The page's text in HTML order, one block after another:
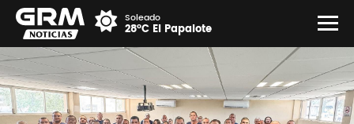
Soleado
28°C El Papalote